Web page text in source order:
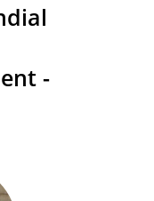
-